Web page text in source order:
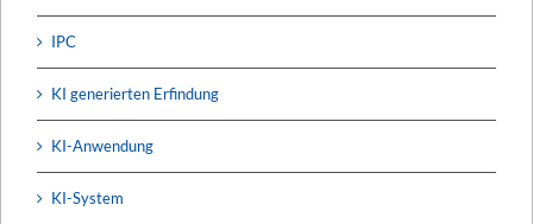
IPC
KI generierten Erfindung
KI-Anwendung
KI-System